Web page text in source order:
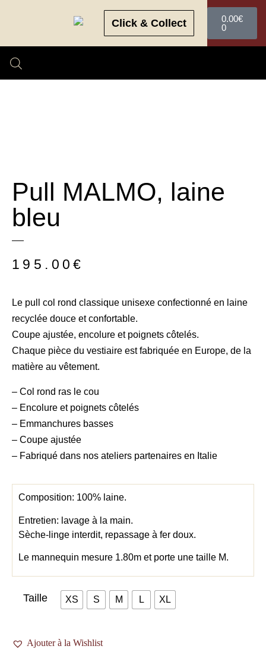
Click & Collect 0.00€
0
Pull MALMO, laine
bleu
195.00€
Le pull col rond classique unisexe confectionné en laine
recyclée douce et confortable.
Coupe ajustée, encolure et poignets côtelés.
Chaque pièce du vestiaire est fabriquée en Europe, de la
matière au vêtement.
– Col rond ras le cou
– Encolure et poignets côtelés
– Emmanchures basses
– Coupe ajustée
– Fabriqué dans nos ateliers partenaires en Italie
Composition: 100% laine.
Entretien: lavage à la main.
Sèche-linge interdit, repassage à fer doux.
Le mannequin mesure 1.80m et porte une taille M.
Taille XS S M L XL
Ajouter à la Wishlist